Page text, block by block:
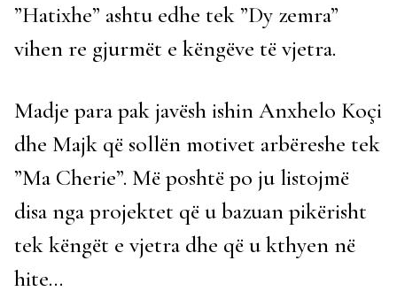
”Hatixhe” ashtu edhe tek ”Dy zemra”
vihen re gjurmët e këngëve të vjetra.
Madje para pak javësh ishin Anxhelo Koçi
dhe Majk që sollën motivet arbëreshe tek
”Ma Cherie”. Më poshtë po ju listojmë
disa nga projektet që u bazuan pikërisht
tek këngët e vjetra dhe që u kthyen në
hite…